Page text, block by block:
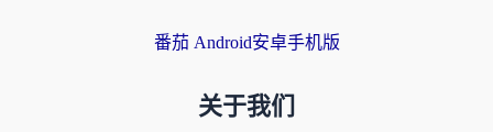
番茄 Android安卓手机版
关于我们